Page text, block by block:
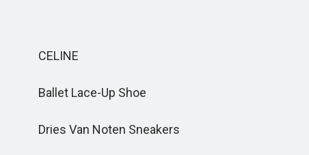
CELINE
Ballet Lace-Up Shoe
Dries Van Noten Sneakers